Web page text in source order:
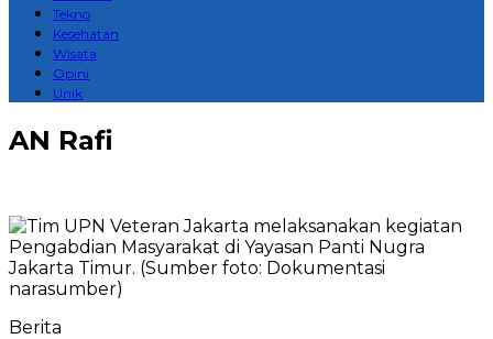
Tekno
Kesehatan
Wisata
Opini
Unik
AN Rafi
Berita